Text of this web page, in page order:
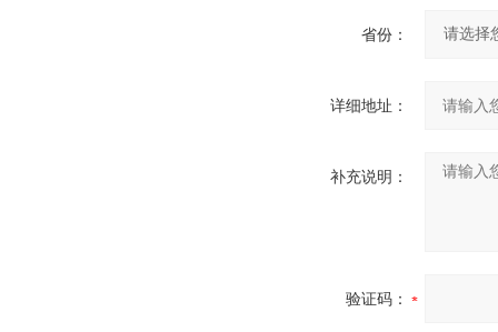
省份：
详细地址：
补充说明：
验证码：